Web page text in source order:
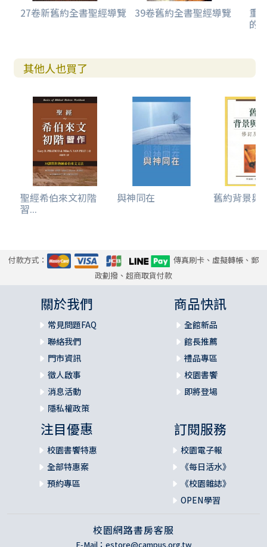
27卷新舊約全書聖經導覽 39卷舊約全書聖經導覽 重
的
其他人也買了
聖經希伯來文初階
習...
與神同在 舊約背景與
付款方式：
傳真刷卡、虛擬轉帳、郵
政劃撥、超商取貨付款
關於我們
常見問題FAQ
聯絡我們
門市資訊
徵人啟事
消息活動
隱私權政策
商品快訊
全館新品
館長推薦
禮品專區
校園書饗
即將登場
注目優惠
校園書饗特惠
全部特惠案
預約專區
訂閱服務
校園電子報
《每日活水》
《校園雜誌》
OPEN學習
校園網路書房客服
E-Mail： estore@campus.org.tw